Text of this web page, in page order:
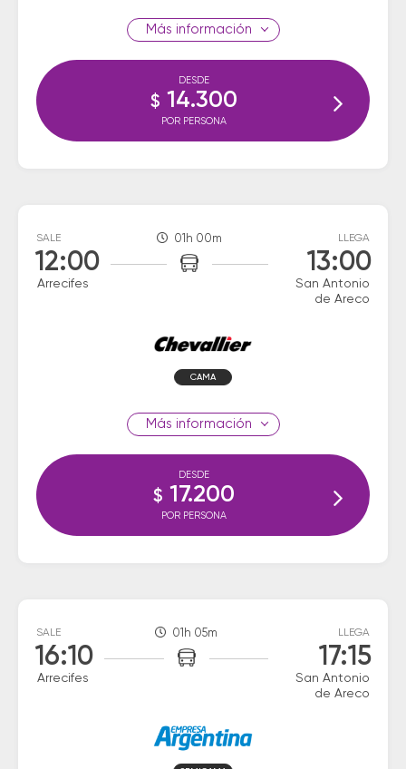
información
DESDE
$ 14.300
POR PERSONA
SALE
12:00
Arrecifes
01h 00m LLEGA
13:00
San Antonio
de Areco
CAMA
información
DESDE
$ 17.200
POR PERSONA
SALE
16:10
Arrecifes
01h 05m LLEGA
17:15
San Antonio
de Areco